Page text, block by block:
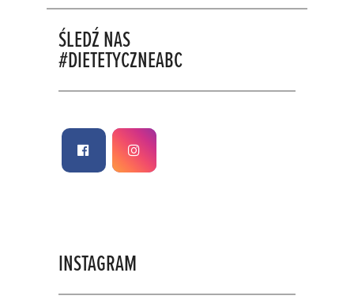
ŚLEDŹ NAS
#DIETETYCZNEABC
INSTAGRAM